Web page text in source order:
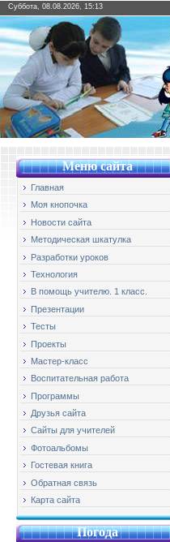
Суббота, 08.08.2026, 15:13
Меню сайта
Главная
Моя кнопочка
Новости сайта
Методическая шкатулка
Разработки уроков
Технология
В помощь учителю. 1 класс.
Презентации
Тесты
Проекты
Мастер-класс
Воспитательная работа
Программы
Друзья сайта
Сайты для учителей
Фотоальбомы
Гостевая книга
Обратная связь
Карта сайта
Погода